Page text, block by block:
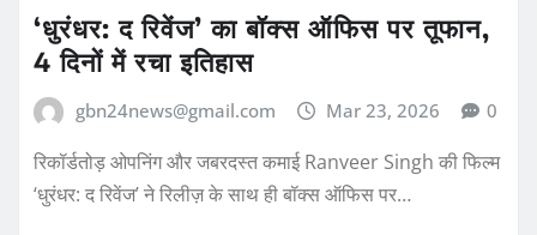
‘धुरंधर: द रिवेंज’ का बॉक्स ऑफिस पर तूफान,
4 दिनों में रचा इतिहास
gbn24news@gmail.com Mar 23, 2026 0
रिकॉर्डतोड़ ओपनिंग और जबरदस्त कमाई Ranveer Singh की फिल्म
‘धुरंधर: द रिवेंज’ ने रिलीज़ के साथ ही बॉक्स ऑफिस पर…